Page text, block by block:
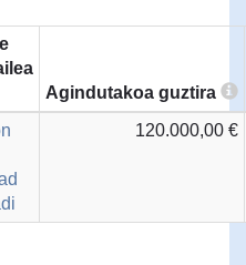
Agindutakoa guztira
120.000,00 €